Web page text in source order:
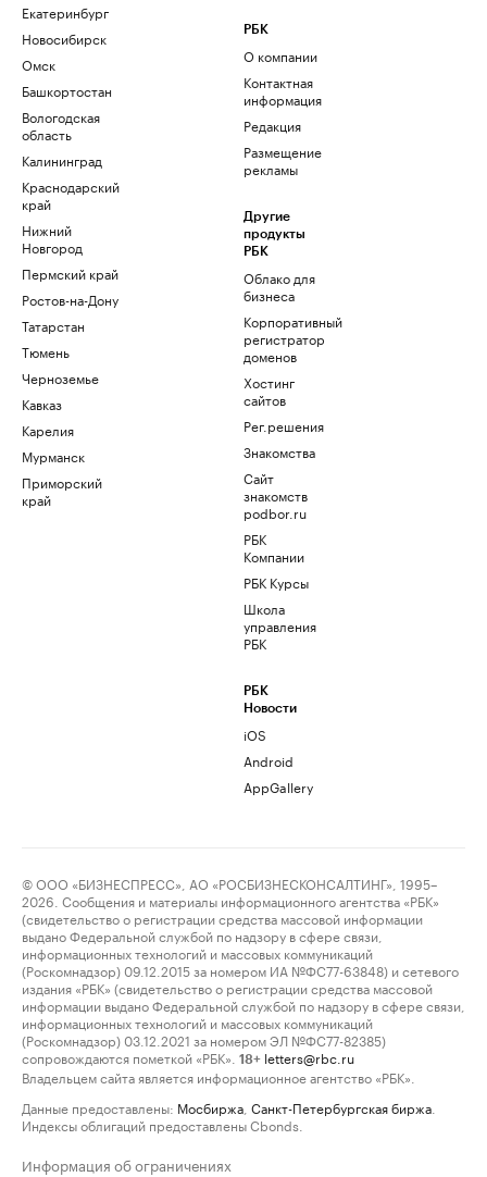
Екатеринбург
Новосибирск
Омск
Башкортостан
Вологодская
область
Калининград
Краснодарский
край
Нижний
Новгород
Пермский край
Ростов-на-Дону
Татарстан
Тюмень
Черноземье
Кавказ
Карелия
Мурманск
Приморский
край
РБК
О компании
Контактная
информация
Редакция
Размещение
рекламы
Другие
продукты
РБК
Облако для
бизнеса
Корпоративный
регистратор
доменов
Хостинг
сайтов
Рег.решения
Знакомства
Сайт
знакомств
podbor.ru
РБК
Компании
РБК Курсы
Школа
управления
РБК
РБК
Новости
iOS
Android
AppGallery
© ООО «БИЗНЕСПРЕСС», АО «РОСБИЗНЕСКОНСАЛТИНГ», 1995–
2026. Сообщения и материалы информационного агентства «РБК»
(свидетельство о регистрации средства массовой информации
выдано Федеральной службой по надзору в сфере связи,
информационных технологий и массовых коммуникаций
(Роскомнадзор) 09.12.2015 за номером ИА №ФС77-63848) и сетевого
издания «РБК» (свидетельство о регистрации средства массовой
информации выдано Федеральной службой по надзору в сфере связи,
информационных технологий и массовых коммуникаций
(Роскомнадзор) 03.12.2021 за номером ЭЛ №ФС77-82385)
сопровождаются пометкой «РБК».
18+ letters@rbc.ru
Владельцем сайта является информационное агентство «РБК».
Данные предоставлены: Мосбиржа Санкт-Петербургская биржа
Индексы облигаций предоставлены Cbonds.
Информация об ограничениях